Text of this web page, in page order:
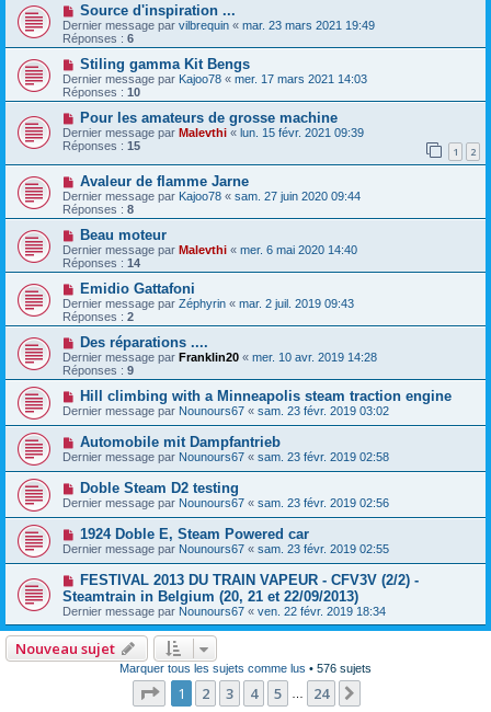
Source d'inspiration ...
Dernier message par vilbrequin « mar. 23 mars 2021 19:49
Réponses : 6
Stiling gamma Kit Bengs
Dernier message par Kajoo78 « mer. 17 mars 2021 14:03
Réponses : 10
Pour les amateurs de grosse machine
Dernier message par Malevthi « lun. 15 févr. 2021 09:39
Réponses : 15 1 2
Avaleur de flamme Jarne
Dernier message par Kajoo78 « sam. 27 juin 2020 09:44
Réponses : 8
Beau moteur
Dernier message par Malevthi « mer. 6 mai 2020 14:40
Réponses : 14
Emidio Gattafoni
Dernier message par Zéphyrin « mar. 2 juil. 2019 09:43
Réponses : 2
Des réparations ....
Dernier message par Franklin20 « mer. 10 avr. 2019 14:28
Réponses : 9
Hill climbing with a Minneapolis steam traction engine
Dernier message par Nounours67 « sam. 23 févr. 2019 03:02
Automobile mit Dampfantrieb
Dernier message par Nounours67 « sam. 23 févr. 2019 02:58
Doble Steam D2 testing
Dernier message par Nounours67 « sam. 23 févr. 2019 02:56
1924 Doble E, Steam Powered car
Dernier message par Nounours67 « sam. 23 févr. 2019 02:55
FESTIVAL 2013 DU TRAIN VAPEUR - CFV3V (2/2) -
Steamtrain in Belgium (20, 21 et 22/09/2013)
Dernier message par Nounours67 « ven. 22 févr. 2019 18:34
Nouveau sujet
Marquer tous les sujets comme lus • 576 sujets
Page 1sur
1 2 3 4 5 24